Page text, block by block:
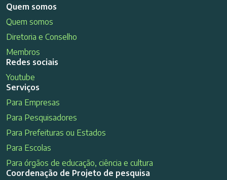
Quem somos
Quem somos
Diretoria e Conselho
Membros
Redes sociais
Youtube
Serviços
Para Empresas
Para Pesquisadores
Para Prefeituras ou Estados
Para Escolas
Para órgãos de educação, ciência e cultura
Coordenação de Projeto de pesquisa